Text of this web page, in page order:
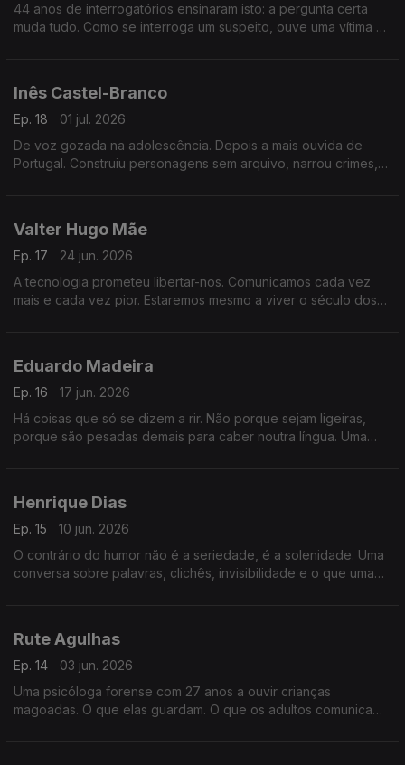
44 anos de interrogatórios ensinaram isto: a pergunta certa
muda tudo. Como se interroga um suspeito, ouve uma vítima e
Inês Castel-Branco
Ep. 18
01 jul. 2026
De voz gozada na adolescência. Depois a mais ouvida de
Portugal. Construiu personagens sem arquivo, narrou crimes,
Valter Hugo Mãe
Ep. 17
24 jun. 2026
A tecnologia prometeu libertar-nos. Comunicamos cada vez
mais e cada vez pior. Estaremos mesmo a viver o século dos
Eduardo Madeira
Ep. 16
17 jun. 2026
Há coisas que só se dizem a rir. Não porque sejam ligeiras,
porque são pesadas demais para caber noutra língua. Uma
Henrique Dias
Ep. 15
10 jun. 2026
O contrário do humor não é a seriedade, é a solenidade. Uma
conversa sobre palavras, clichês, invisibilidade e o que uma
Rute Agulhas
Ep. 14
03 jun. 2026
Uma psicóloga forense com 27 anos a ouvir crianças
magoadas. O que elas guardam. O que os adultos comunicam